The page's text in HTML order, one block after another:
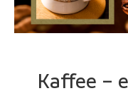
Kaffee -